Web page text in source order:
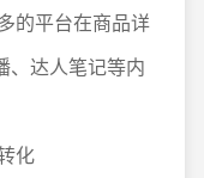
的平台在商品详
、达人笔记等内
化